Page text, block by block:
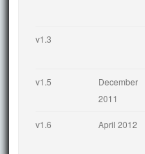
v1.3
v1.5
December
2011
v1.6 April 2012